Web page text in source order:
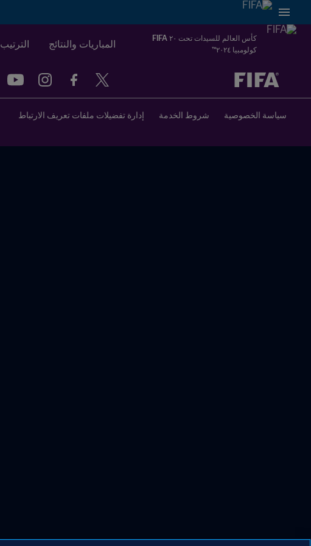
كأس العالم للسيدات تحت ٢٠ FIFA
كولومبيا ٢٠٢٤™
المباريات والنتائج الترتيب
سياسة الخصوصية شروط الخدمة إدارة تفضيلات ملفات تعريف الارتباط